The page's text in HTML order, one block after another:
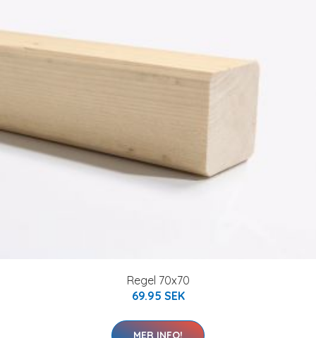
Regel 70x70
69.95 SEK
MER INFO!